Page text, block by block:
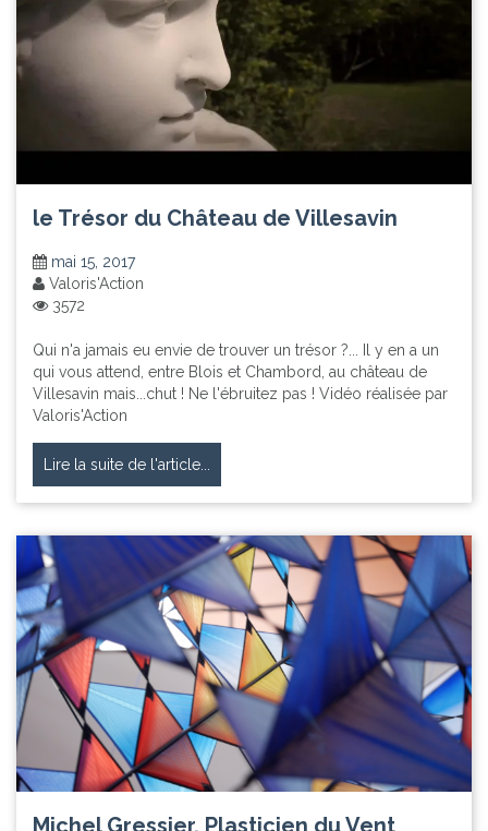
le Trésor du Château de Villesavin
mai 15, 2017
Valoris'Action
3572
Qui n'a jamais eu envie de trouver un trésor ?... Il y en a un
qui vous attend, entre Blois et Chambord, au château de
Villesavin mais...chut ! Ne l'ébruitez pas ! Vidéo réalisée par
Valoris'Action
Lire la suite de l'article...
Michel Gressier, Plasticien du Vent